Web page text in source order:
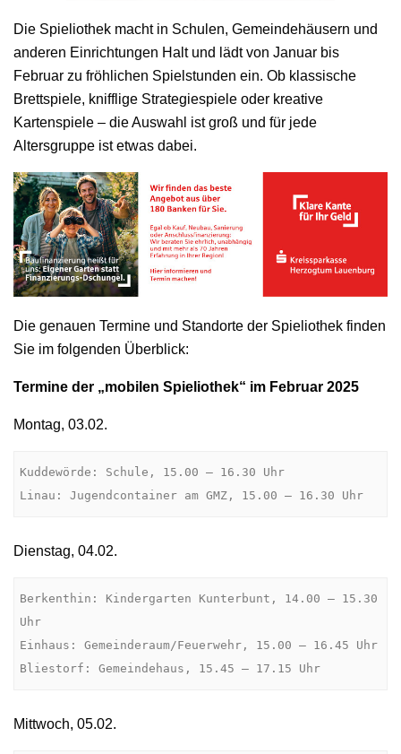
Die Spieliothek macht in Schulen, Gemeindehäusern und
anderen Einrichtungen Halt und lädt von Januar bis
Februar zu fröhlichen Spielstunden ein. Ob klassische
Brettspiele, knifflige Strategiespiele oder kreative
Kartenspiele – die Auswahl ist groß und für jede
Altersgruppe ist etwas dabei.
Die genauen Termine und Standorte der Spieliothek finden
Sie im folgenden Überblick:
Termine der „mobilen Spieliothek“ im Februar 2025
Montag, 03.02.
Kuddewörde: Schule, 15.00 – 16.30 Uhr
Linau: Jugendcontainer am GMZ, 15.00 – 16.30 Uhr
Dienstag, 04.02.
Berkenthin: Kindergarten Kunterbunt, 14.00 – 15.30
Uhr
Einhaus: Gemeinderaum/Feuerwehr, 15.00 – 16.45 Uhr
Bliestorf: Gemeindehaus, 15.45 – 17.15 Uhr
Mittwoch, 05.02.